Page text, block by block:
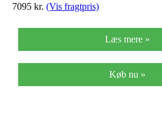
7095 kr. (Vis fragtpris)
Læs mere »
Køb nu »